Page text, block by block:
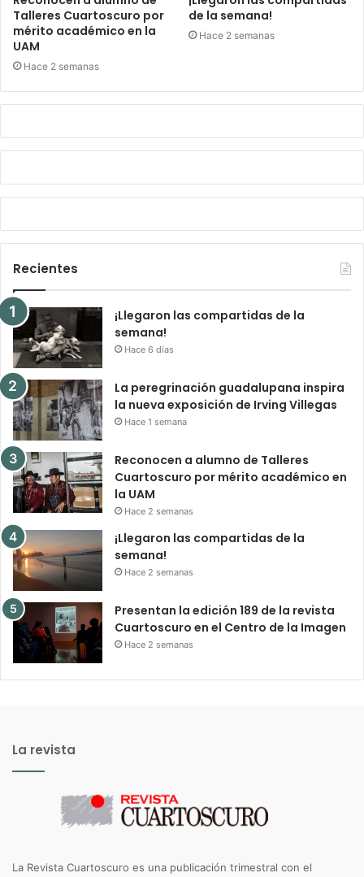
Talleres Cuartoscuro por
mérito académico en la
UAM
Hace 2 semanas
de la semana!
Hace 2 semanas
Recientes
¡Llegaron las compartidas de la
semana!
Hace 6 días
La peregrinación guadalupana inspira
la nueva exposición de Irving Villegas
Hace 1 semana
Reconocen a alumno de Talleres
Cuartoscuro por mérito académico en
la UAM
Hace 2 semanas
¡Llegaron las compartidas de la
semana!
Hace 2 semanas
Presentan la edición 189 de la revista
Cuartoscuro en el Centro de la Imagen
Hace 2 semanas
La revista
La Revista Cuartoscuro es una publicación trimestral con el